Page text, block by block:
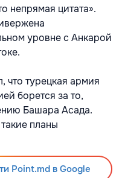
непрямая цитата».
уровне с Анкарой
что турецкая армия
борется за то,
Башара Асада.
планы
Point.md в Google